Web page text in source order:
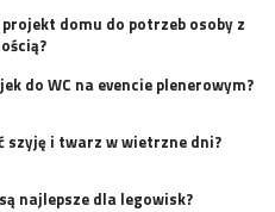
domu do potrzeb osoby z
do WC na evencie plenerowym?
szyję i twarz w wietrzne dni?
najlepsze dla legowisk?